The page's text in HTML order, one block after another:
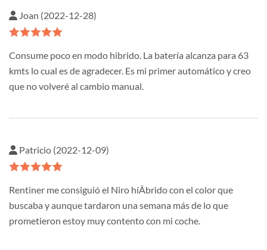
Joan (2022-12-28)
Consume poco en modo hibrido. La batería alcanza para 63
kmts lo cual es de agradecer. Es mi primer automático y creo
que no volveré al cambio manual.
Patricio (2022-12-09)
Rentiner me consiguió el Niro híÂ­brido con el color que
buscaba y aunque tardaron una semana más de lo que
prometieron estoy muy contento con mi coche.